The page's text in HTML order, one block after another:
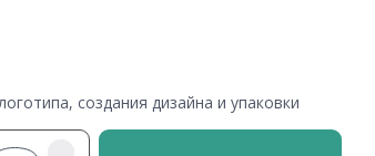
создания дизайна и упаковки